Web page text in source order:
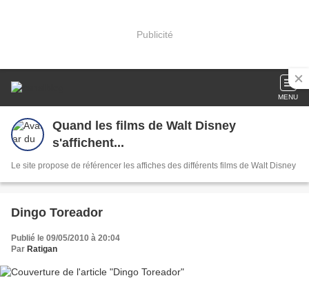
Publicité
MENU
Quand les films de Walt Disney
s'affichent...
Le site propose de référencer les affiches des différents films de Walt Disney
Dingo Toreador
Publié le 09/05/2010 à 20:04
Par Ratigan